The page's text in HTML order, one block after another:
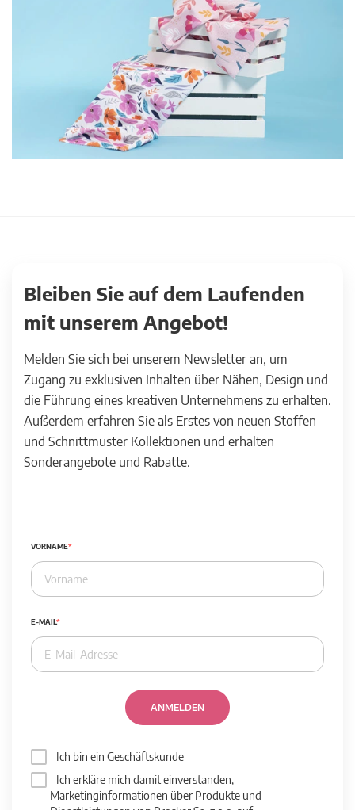
Bleiben Sie auf dem Laufenden
mit unserem Angebot!
Melden Sie sich bei unserem Newsletter an, um
Zugang zu exklusiven Inhalten über Nähen, Design und
die Führung eines kreativen Unternehmens zu erhalten.
Außerdem erfahren Sie als Erstes von neuen Stoffen
und Schnittmuster Kollektionen und erhalten
Sonderangebote und Rabatte.
VORNAME
E-MAIL
ANMELDEN
Ich bin ein Geschäftskunde
Ich erkläre mich damit einverstanden,
Marketinginformationen über Produkte und